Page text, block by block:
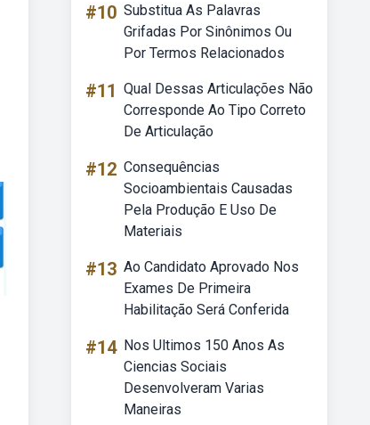
#10 Substitua As Palavras
Grifadas Por Sinônimos Ou
Por Termos Relacionados
#11 Qual Dessas Articulações Não
Corresponde Ao Tipo Correto
De Articulação
#12 Consequências
Socioambientais Causadas
Pela Produção E Uso De
Materiais
#13 Ao Candidato Aprovado Nos
Exames De Primeira
Habilitação Será Conferida
#14 Nos Ultimos 150 Anos As
Ciencias Sociais
Desenvolveram Varias
Maneiras